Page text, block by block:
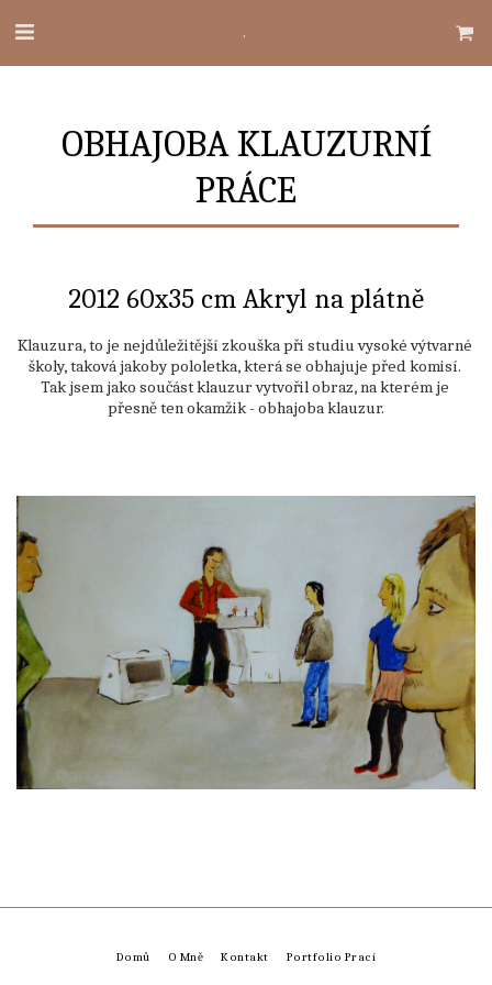
.
OBHAJOBA KLAUZURNÍ
PRÁCE
2012 60x35 cm Akryl na plátně
Klauzura, to je nejdůležitější zkouška při studiu vysoké výtvarné
školy, taková jakoby pololetka, která se obhajuje před komisí.
Tak jsem jako součást klauzur vytvořil obraz, na kterém je
přesně ten okamžik - obhajoba klauzur.
Domů O Mně Kontakt Portfolio Prací